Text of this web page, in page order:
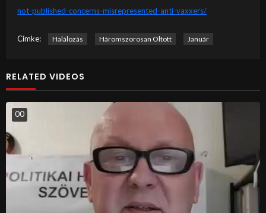
not-published-concerns-misrepresented-anti-vaxxers/
Címke: Halálozás Háromszorosan Oltott Január
RELATED VIDEOS
00